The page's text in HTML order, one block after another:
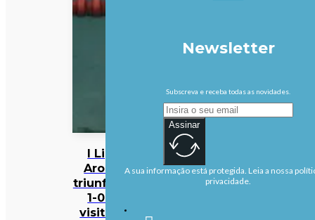
I Liga:
Arouca
triunfa por
1-0 na
visita ao
Newsletter
Subscreva e receba todas as novidades.
Assinar
A sua informação está protegida. Leia a nossa
privacidade.